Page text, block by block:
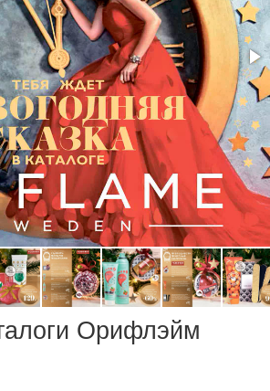
Орифлэйм